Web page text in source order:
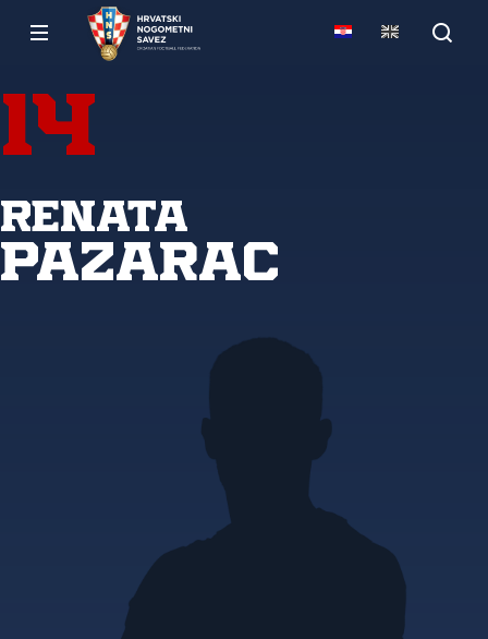
14
Renata
Pazarac